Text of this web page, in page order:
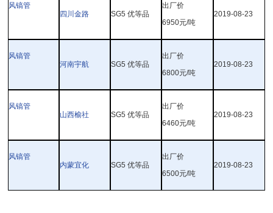
风镐管
四川金路
SG5优等品
出厂价
6950元/吨
2019-08-23
风镐管
河南宇航
SG5优等品
出厂价
6800元/吨
2019-08-23
风镐管
山西榆社
SG5优等品
出厂价
6460元/吨
2019-08-23
风镐管
内蒙宜化
SG5优等品
出厂价
6500元/吨
2019-08-23